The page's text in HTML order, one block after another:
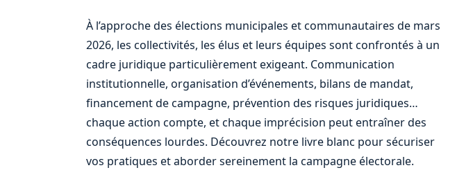
À l’approche des élections municipales et communautaires de mars
2026, les collectivités, les élus et leurs équipes sont confrontés à un
cadre juridique particulièrement exigeant. Communication
institutionnelle, organisation d’événements, bilans de mandat,
financement de campagne, prévention des risques juridiques…
chaque action compte, et chaque imprécision peut entraîner des
conséquences lourdes. Découvrez notre livre blanc pour sécuriser
vos pratiques et aborder sereinement la campagne électorale.